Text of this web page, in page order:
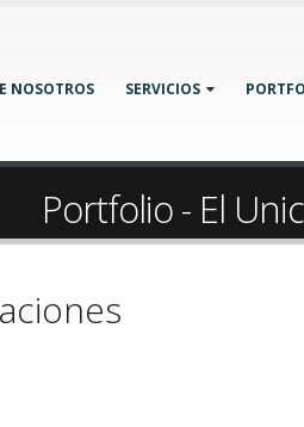
NOSOTROS SERVICIOS
Portfolio - El